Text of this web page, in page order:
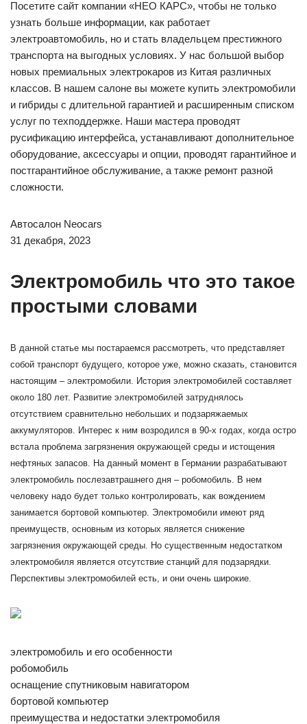
Посетите сайт компании «НЕО КАРС», чтобы не только
узнать больше информации, как работает
электроавтомобиль, но и стать владельцем престижного
транспорта на выгодных условиях. У нас большой выбор
новых премиальных электрокаров из Китая различных
классов. В нашем салоне вы можете купить электромобили
и гибриды с длительной гарантией и расширенным списком
услуг по техподдержке. Наши мастера проводят
русификацию интерфейса, устанавливают дополнительное
оборудование, аксессуары и опции, проводят гарантийное и
постгарантийное обслуживание, а также ремонт разной
сложности.
Автосалон Neocars
31 декабря, 2023
Электромобиль что это такое
простыми словами
В данной статье мы постараемся рассмотреть, что представляет
собой транспорт будущего, которое уже, можно сказать, становится
настоящим – электромобили. История электромобилей составляет
около 180 лет. Развитие электромобилей затруднялось
отсутствием сравнительно небольших и подзаряжаемых
аккумуляторов. Интерес к ним возродился в 90-х годах, когда остро
встала проблема загрязнения окружающей среды и истощения
нефтяных запасов. На данный момент в Германии разрабатывают
электромобиль послезавтрашнего дня – робомобиль. В нем
человеку надо будет только контролировать, как вождением
занимается бортовой компьютер. Электромобили имеют ряд
преимуществ, основным из которых является снижение
загрязнения окружающей среды. Но существенным недостатком
электромобиля является отсутствие станций для подзарядки.
Перспективы электромобилей есть, и они очень широкие.
электромобиль и его особенности
робомобиль
оснащение спутниковым навигатором
бортовой компьютер
преимущества и недостатки электромобиля